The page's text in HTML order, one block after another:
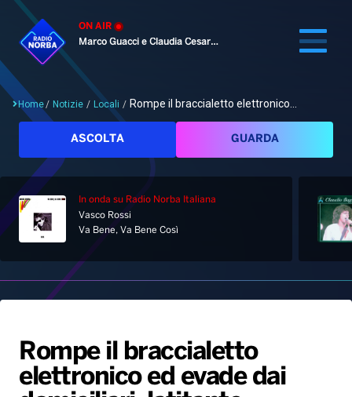
ON AIR
Marco Guacci e Claudia Cesaroni
Cerca
Home
Palinsesto
Hit Dance
Giochi&Concorsi
PALATOUR
Notizie
Locali
Musica e Spettacolo
Playlist
Generale
Notiziario
Gallery
Radio Norba News TV
Home/ Notizie / Locali / Rompe il braccialetto elettronico...
ASCOLTA GUARDA
In onda su Radio Norba Italiana
Vasco Rossi
Va Bene, Va Bene Così
Rompe il braccialetto
elettronico ed evade dai